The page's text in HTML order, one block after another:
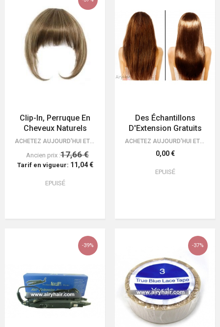
Clip-In, Perruque En
Cheveux Naturels
ACHETEZ AUJOURD'HUI ET OBTENEZ VOS EXTENSIONS LIVRÉES GRATUITEMENT! GARANTIE…
Ancien prix :17,66 €
Tarif en vigueur: 11,04 €
EPUISÉ
Des Échantillons
D'Extension Gratuits
ACHETEZ AUJOURD'HUI ET OBTENEZ VOS EXTENSIONS LIVRÉES GRATUITEMENT! GARANTIE…
0,00 €
EPUISÉ
-39% -37%